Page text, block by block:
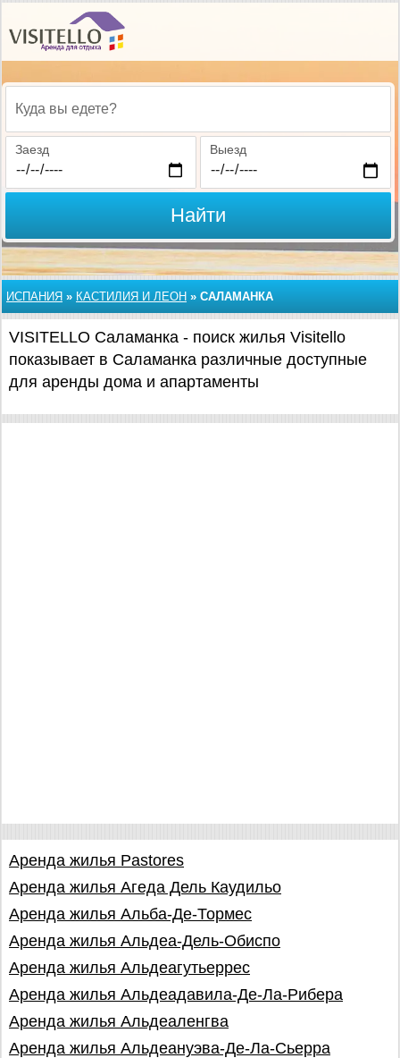
Куда вы едете?
Заезд Выезд
Найти
ИСПАНИЯ » КАСТИЛИЯ И ЛЕОН » САЛАМАНКА
VISITELLO Саламанка - поиск жилья Visitello
показывает в Саламанка различные доступные
для аренды дома и апартаменты
Аренда жилья Pastores
Аренда жилья Агеда Дель Каудильо
Аренда жилья Альба-Де-Тормес
Аренда жилья Альдеа-Дель-Обиспо
Аренда жилья Альдеагутьеррес
Аренда жилья Альдеадавила-Де-Ла-Рибера
Аренда жилья Альдеаленгва
Аренда жилья Альдеануэва-Де-Ла-Сьерра